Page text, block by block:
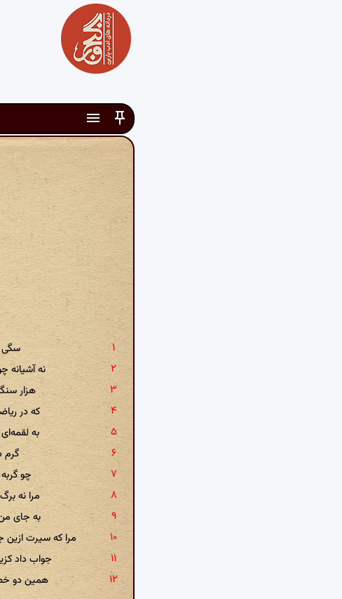
سگی
نه آشیانه
هزار
که در
به
گرم
چو
مرا نه
به جای
مرا که سیرت
جواب داد
همین دو